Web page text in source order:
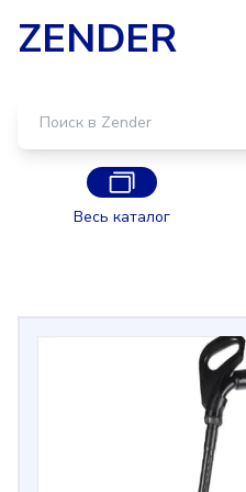
ZENDER
Весь каталог